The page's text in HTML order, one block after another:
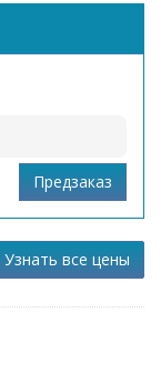
Узнать все цены